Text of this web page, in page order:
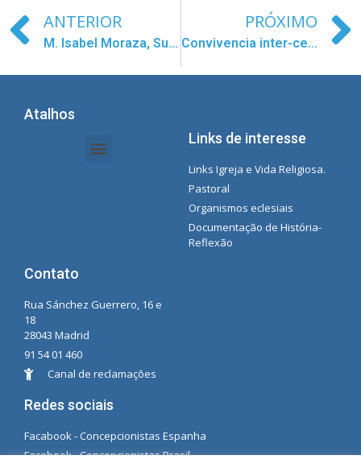
ANTERIOR
M. Isabel Moraza, Superiora General, con el Grupo de Discernimiento de Madera
PRÓXIMO
Convivencia inter-centros concepcionistas en Madrid
Atalhos
Links de interesse
Links Igreja e Vida Religiosa.
Pastoral
Organismos eclesiais
Documentação de História-
Reflexão
Contato
Rua Sánchez Guerrero, 16 e
18
28043 Madrid
91 54 01 460
Canal de reclamações
Redes sociais
Facabook - Concepcionistas Espanha
Facebook - Concepcionistas Brasil